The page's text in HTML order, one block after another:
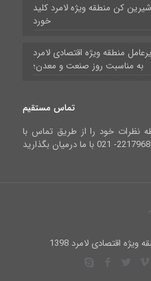
کن منطقه ویژه لامرد کلید
خورد
منطقه ویژه اقتصادی لامرد
به مناسبت روز صنعت و معدن؛
تماس مستقیم
نظرات خود را از طریق تماس با
اقتصادی لامرد 1398